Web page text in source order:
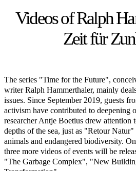
Videos of Ralph
Zeit für
The series "Time for the Future",
writer Ralph Hammerthaler, mainly
issues. Since September 2019, guests
activism have contributed to deepening
researcher Antje Boetius drew
depths of the sea, just as "Retour
animals and endangered biodiversity.
three more videos of events will be
"The Garbage Complex", "New